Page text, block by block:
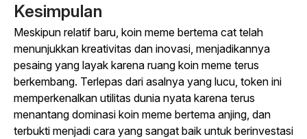
Kesimpulan
Meskipun relatif baru, koin meme bertema cat telah
menunjukkan kreativitas dan inovasi, menjadikannya
pesaing yang layak karena ruang koin meme terus
berkembang. Terlepas dari asalnya yang lucu, token ini
memperkenalkan utilitas dunia nyata karena terus
menantang dominasi koin meme bertema anjing, dan
terbukti menjadi cara yang sangat baik untuk berinvestasi